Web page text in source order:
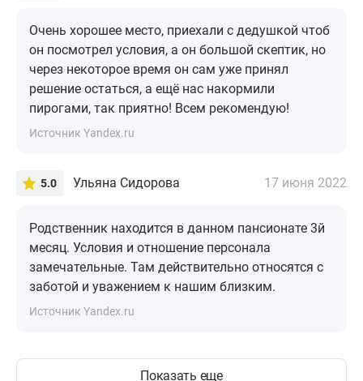
Очень хорошее место, приехали с дедушкой чтоб
он посмотрел условия, а он большой скептик, но
через некоторое время он сам уже принял
решение остаться, а ещё нас накормили
пирогами, так приятно! Всем рекомендую!
Источник Yandex.ru
5.0 Ульяна Сидорова 17 июня 2022
Родственник находится в данном пансионате 3й
месяц. Условия и отношение персонала
замечательные. Там действительно относятся с
заботой и уважением к нашим близким.
Источник Yandex.ru
Показать еще